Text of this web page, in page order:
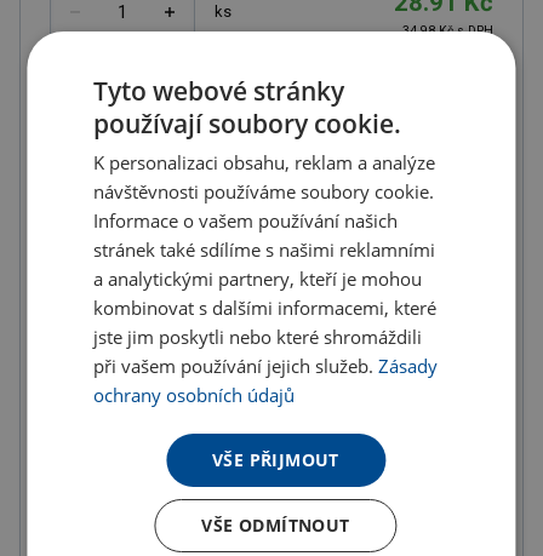
ks
34.98 Kč s DPH
od
27.46 Kč
od
26.60 Kč
25.73 Kč
od
100 ks
24.57 Kč
(-15.00%)
od
200 ks
23.13 Kč
(-20.00%)
od
300
21.68 Kč
(-25.00
400 ks
U partnera 25585 ks můžete mít 12.8. až 18.8.
Tyto webové stránky
používají soubory cookie.
K personalizaci obsahu, reklam a analýze
návštěvnosti používáme soubory cookie.
Informace o vašem používání našich
stránek také sdílíme s našimi reklamními
a analytickými partnery, kteří je mohou
kombinovat s dalšími informacemi, které
jste jim poskytli nebo které shromáždili
při vašem používání jejich služeb.Zásady
ochrany osobních údajů
VŠE PŘIJMOUT
VŠE ODMÍTNOUT